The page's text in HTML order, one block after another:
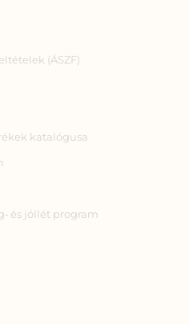
(ÁSZF)
katalógusa
és jóllét program